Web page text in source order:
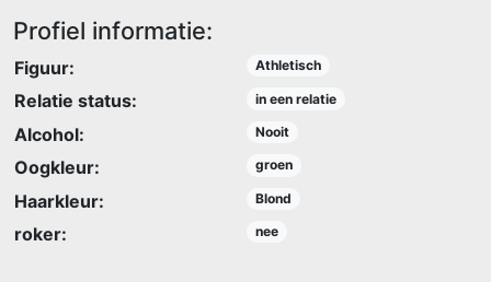
Profiel informatie:
Figuur: Athletisch
Relatie status: in een relatie
Alcohol: Nooit
Oogkleur: groen
Haarkleur: Blond
roker: nee